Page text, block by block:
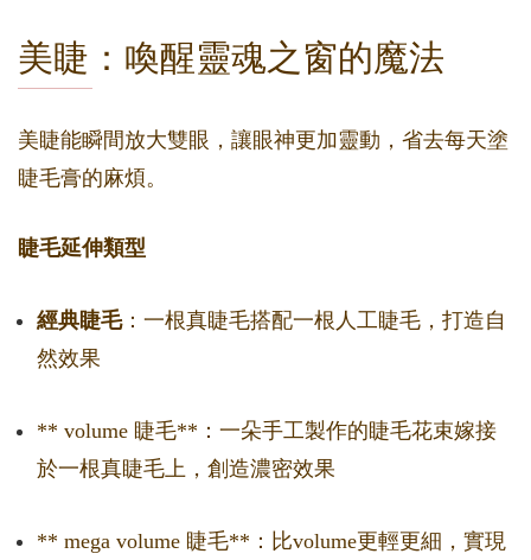
美睫：喚醒靈魂之窗的魔法
美睫能瞬間放大雙眼，讓眼神更加靈動，省去每天塗
睫毛膏的麻煩。
睫毛延伸類型
經典睫毛：一根真睫毛搭配一根人工睫毛，打造自
然效果
** volume 睫毛**：一朵手工製作的睫毛花束嫁接
於一根真睫毛上，創造濃密效果
** mega volume 睫毛**：比volume更輕更細，實現